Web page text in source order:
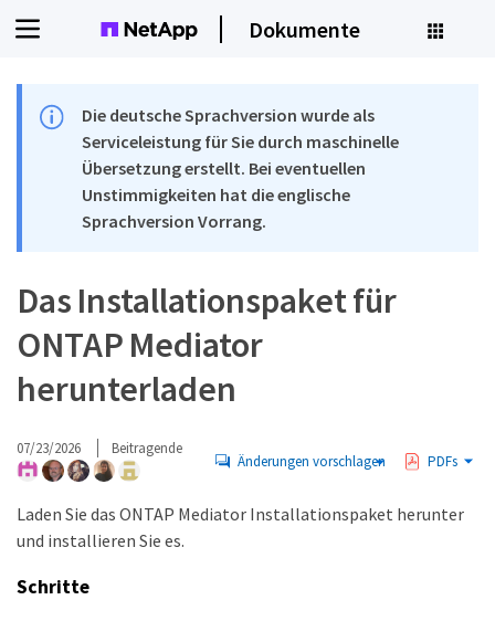
Dokumente
Die deutsche Sprachversion wurde als
Serviceleistung für Sie durch maschinelle
Übersetzung erstellt. Bei eventuellen
Unstimmigkeiten hat die englische
Sprachversion Vorrang.
Das Installationspaket für
ONTAP Mediator
herunterladen
07/23/2026 Beitragende
Änderungen vorschlagen PDFs
Laden Sie das ONTAP Mediator Installationspaket herunter
und installieren Sie es.
Schritte